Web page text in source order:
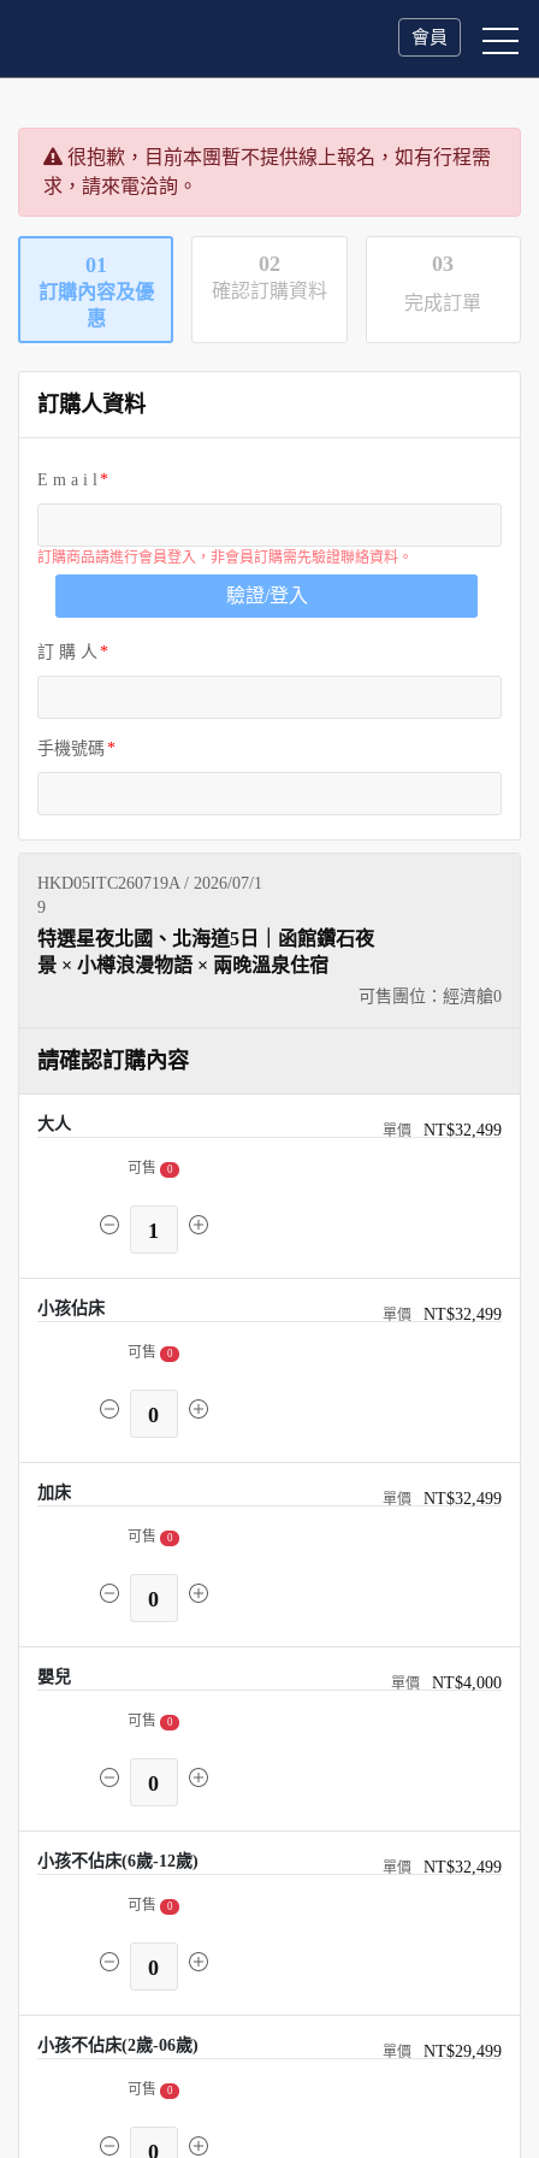
會員
很抱歉，目前本團暫不提供線上報名，如有行程需
求，請來電洽詢。
01
訂購內容及優
惠
02
確認訂購資料
03
完成訂單
訂購人資料
E m a i l
訂購商品請進行會員登入，非會員訂購需先驗證聯絡資料。
驗證/登入
訂 購 人
手機號碼
HKD05ITC260719A / 2026/07/1
9
可售團位：經濟艙0
特選星夜北國、北海道5日｜函館鑽石夜
景 × 小樽浪漫物語 × 兩晚溫泉住宿
請確認訂購內容
大人 NT$32,499
可售 0
1
小孩佔床 NT$32,499
可售 0
0
加床 NT$32,499
可售 0
0
嬰兒 NT$4,000
可售 0
0
小孩不佔床(6歲-12歲) NT$32,499
可售 0
0
小孩不佔床(2歲-06歲) NT$29,499
可售 0
0